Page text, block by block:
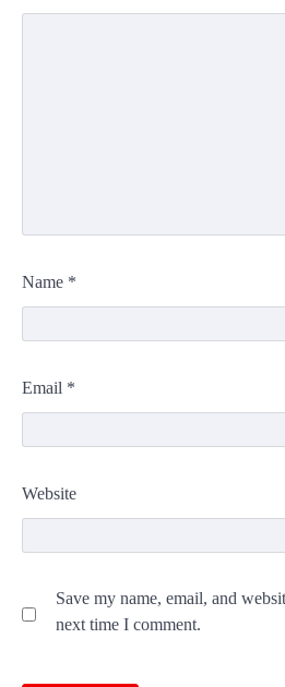
Name *
Email *
Website
Save my name, email, and
next time I comment.